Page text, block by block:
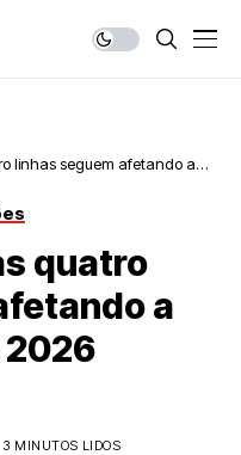
linhas seguem afetando a
quatro
a
2026
3 MINUTOS LIDOS